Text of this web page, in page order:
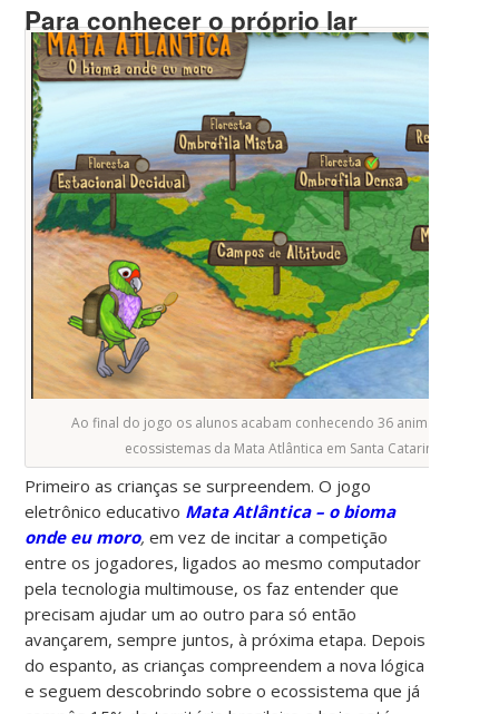
Para conhecer o próprio lar
Ao final do jogo os alunos acabam conhecendo 36 animais de seis
ecossistemas da Mata Atlântica em Santa Catarina
Primeiro as crianças se surpreendem. O jogo
eletrônico educativo Mata Atlântica – o bioma
onde eu moro,em vez de incitar a competição
entre os jogadores, ligados ao mesmo computador
pela tecnologia multimouse, os faz entender que
precisam ajudar um ao outro para só então
avançarem, sempre juntos, à próxima etapa. Depois
do espanto, as crianças compreendem a nova lógica
e seguem descobrindo sobre o ecossistema que já